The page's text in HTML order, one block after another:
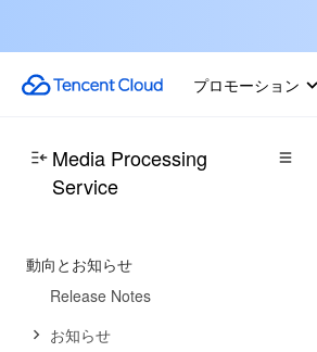
プロモーション
Media Processing
Service
動向とお知らせ
Release Notes
お知らせ